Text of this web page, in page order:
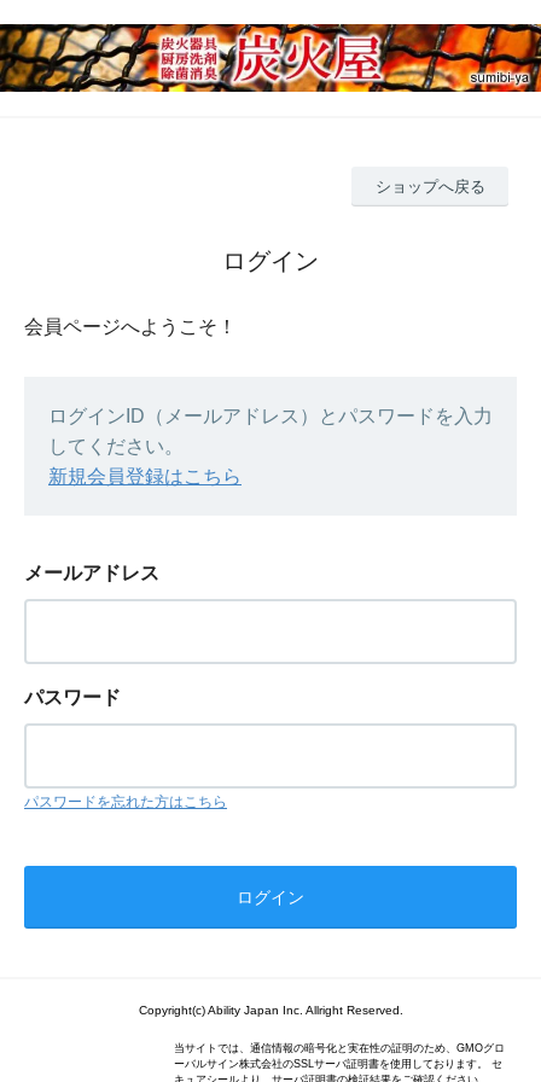
ショップへ戻る
ログイン
会員ページへようこそ！
ログインID（メールアドレス）とパスワードを入力
してください。
新規会員登録はこちら
メールアドレス
パスワード
パスワードを忘れた方はこちら
Copyright(c) Ability Japan Inc. Allright Reserved.
当サイトでは、通信情報の暗号化と実在性の証明のため、GMOグロ
ーバルサイン株式会社のSSLサーバ証明書を使用しております。 セ
キュアシールより、サーバ証明書の検証結果をご確認ください。